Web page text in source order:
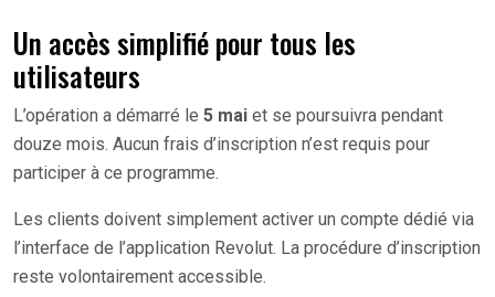
Un accès simplifié pour tous les
utilisateurs
L’opération a démarré le 5 mai et se poursuivra pendant
douze mois. Aucun frais d’inscription n’est requis pour
participer à ce programme.
Les clients doivent simplement activer un compte dédié via
l’interface de l’application Revolut. La procédure d’inscription
reste volontairement accessible.